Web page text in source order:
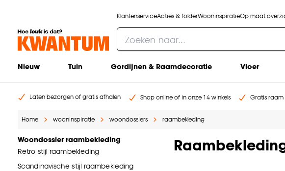
KlantenserviceActies & folderWooninspiratieOp maat
Nieuw Tuin Gordijnen & Raamdecoratie Vloer
Laten bezorgen of gratis afhalen Shop online of in onze 14 winkels Gratis raam
Home wooninspiratie woondossiers raambekleding
Woondossier raambekleding
Retro stijl raambekleding
Scandinavische stijl raambekleding